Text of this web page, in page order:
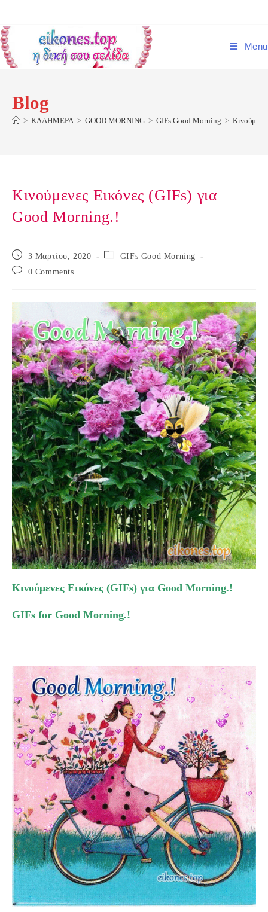
content
Menu
Blog
> ΚΑΛΗΜΕΡΑ > GOOD MORNING > GIFs Good Morning >
Κινούμενες Εικόνες (GIFs) για
Good Morning.!
Post
published:
3 Μαρτίου, 2020
Post GIFs Good Morning
Post
0 Comments
Κινούμενες Εικόνες (GIFs) για Good Morning.!
GIFs for Good Morning.!